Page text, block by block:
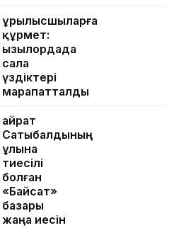
Құрылысшыларға
құрмет:
Қызылордада
сала
үздіктері
марапатталды
Қайрат
Сатыбалдының
ұлына
тиесілі
болған
«Байсат»
базары
жаңа иесін